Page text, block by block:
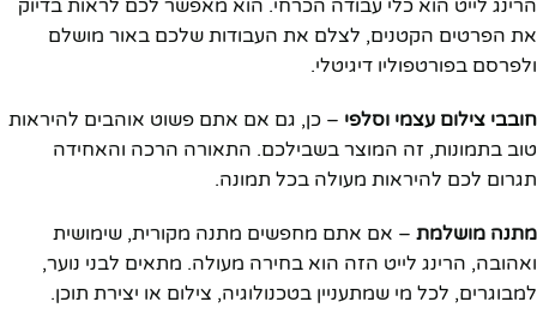
הרינג לייט הוא כלי עבודה הכרחי. הוא מאפשר לכם לראות בדיוק
את הפרטים הקטנים, לצלם את העבודות שלכם באור מושלם
ולפרסם בפורטפוליו דיגיטלי.
חובבי צילום עצמי וסלפי – כן, גם אם אתם פשוט אוהבים להיראות
טוב בתמונות, זה המוצר בשבילכם. התאורה הרכה והאחידה
תגרום לכם להיראות מעולה בכל תמונה.
מתנה מושלמת – אם אתם מחפשים מתנה מקורית, שימושית
ואהובה, הרינג לייט הזה הוא בחירה מעולה. מתאים לבני נוער,
למבוגרים, לכל מי שמתעניין בטכנולוגיה, צילום או יצירת תוכן.